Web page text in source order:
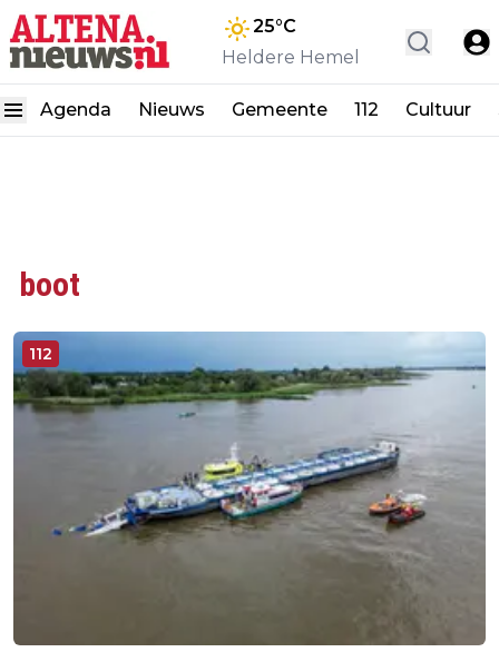
25°C
Heldere Hemel
Agenda Nieuws Gemeente 112 Cultuur
boot
112